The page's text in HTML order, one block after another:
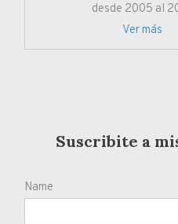
desde 2005 al
Ver más
Suscribite a
Name